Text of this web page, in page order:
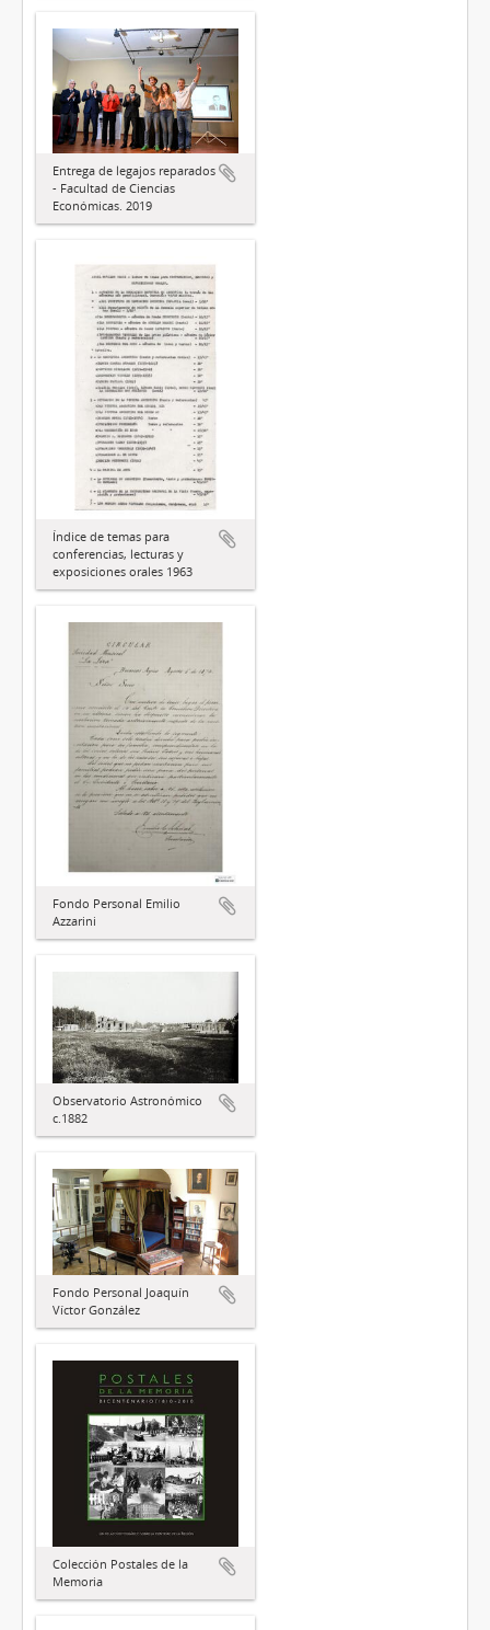
Entrega de legajos reparados
- Facultad de Ciencias
Económicas. 2019
Índice de temas para
conferencias, lecturas y
exposiciones orales 1963
Fondo Personal Emilio
Azzarini
Observatorio Astronómico
c.1882
Fondo Personal Joaquín
Víctor González
Colección Postales de la
Memoria